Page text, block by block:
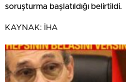
soruşturma başlatıldığı belirtildi.
KAYNAK: İHA